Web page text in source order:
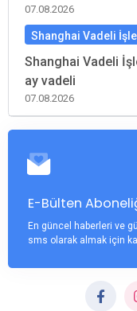
07.08.2026
Shanghai Vadeli
Shanghai Vadeli
ay vadeli
07.08.2026
E-Bülten
En güncel haberleri ve
sms olarak almak için